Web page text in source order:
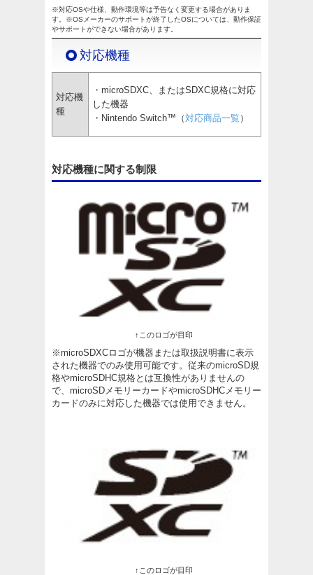
※対応OSや仕様、動作環境等は予告なく変更する場合がありま
す。※OSメーカーのサポートが終了したOSについては、動作保証
やサポートができない場合があります。
対応機種
対応機
種
・microSDXC、またはSDXC規格に対応
した機器
・Nintendo Switch™（対応商品一覧 ）
対応機種に関する制限
↑このロゴが目印
※microSDXCロゴが機器または取扱説明書に表示
された機器でのみ使用可能です。従来のmicroSD規
格やmicroSDHC規格とは互換性がありませんの
で、microSDメモリーカードやmicroSDHCメモリー
カードのみに対応した機器では使用できません。
↑このロゴが目印